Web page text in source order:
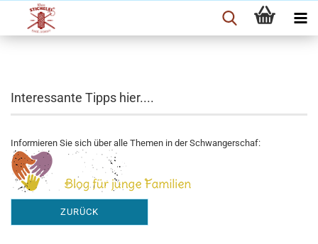
Interessante Tipps hier....
Informieren Sie sich über alle Themen in der Schwangerschaf:
ZURÜCK